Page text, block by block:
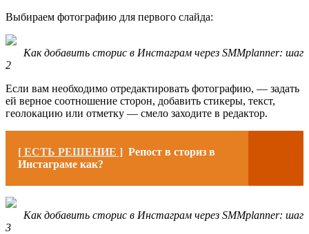
Выбираем фотографию для первого слайда:
Как добавить сторис в Инстаграм через SMMplanner: шаг
2
Если вам необходимо отредактировать фотографию, — задать
ей верное соотношение сторон, добавить стикеры, текст,
геолокацию или отметку — смело заходите в редактор.
[ ЕСТЬ РЕШЕНИЕ ] Репост в сториз в
Инстаграме как?
Как добавить сторис в Инстаграм через SMMplanner: шаг
3